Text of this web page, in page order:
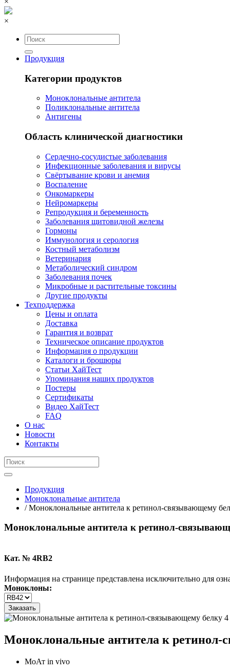
×
Продукция
Категории продуктов
Моноклональные антитела
Поликлональные антитела
Антигены
Область клинической диагностики
Сердечно-сосудистые заболевания
Инфекционные заболевания и вирусы
Свёртывание крови и анемия
Воспаление
Онкомаркеры
Нейромаркеры
Репродукция и беременность
Заболевания щитовидной железы
Гормоны
Иммунология и серология
Костный метаболизм
Ветеринария
Метаболический синдром
Заболевания почек
Микробные и растительные токсины
Другие продукты
Техподдержка
Цены и оплата
Доставка
Гарантия и возврат
Техническое описание продуктов
Информация о продукции
Каталоги и брошюры
Статьи ХайТест
Упоминания наших продуктов
Постеры
Сертификаты
Видео ХайТест
FAQ
О нас
Новости
Контакты
Продукция
Моноклональные антитела
/ Моноклональные антитела к ретинол-связывающему
Моноклональные антитела к ретинол-
Кат. № 4RB2
Информация на странице представлена исключительно для
Моноклоны:
Заказать
Моноклональные антитела к ретинол-
МоАт in vivo